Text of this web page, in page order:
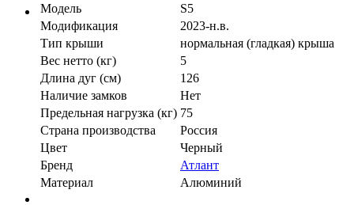
Модель
S5
Модификация
2023-н.в.
Тип крыши
нормальная (гладкая) крыша
Вес нетто (кг)
5
Длина дуг (см)
126
Наличие замков
Нет
Предельная нагрузка (кг) 75
Страна производства
Россия
Цвет
Черный
Бренд
Атлант
Материал
Алюминий